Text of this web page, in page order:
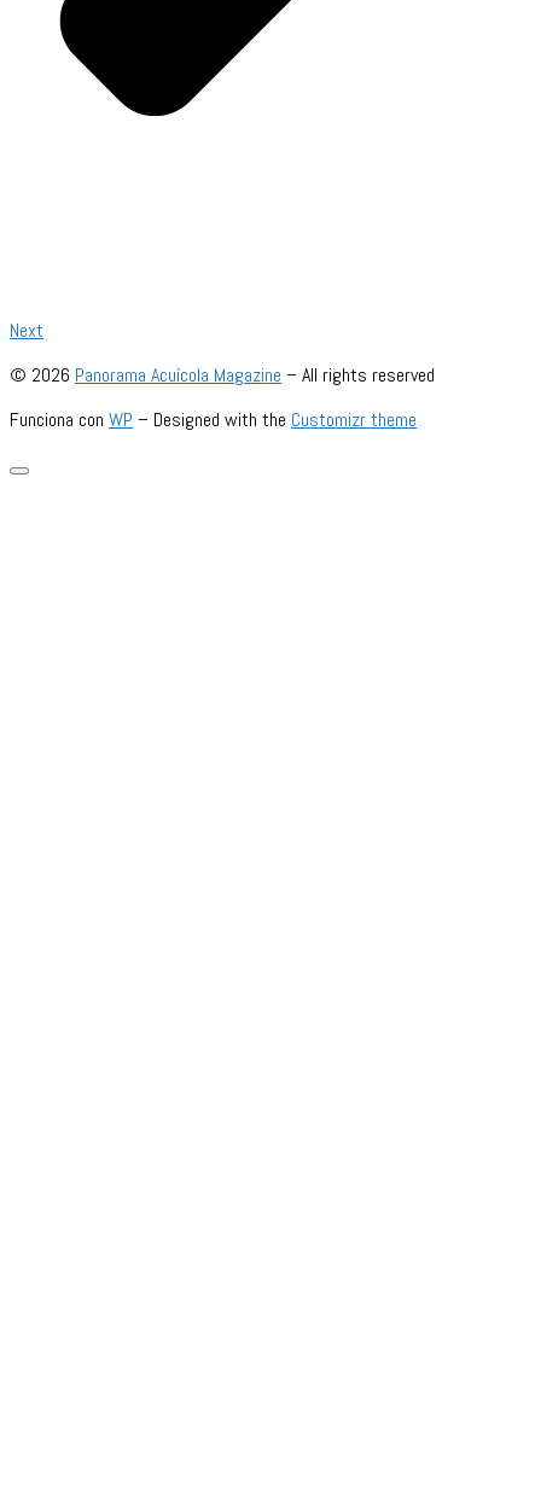
Next
© 2026 Panorama Acuícola Magazine – All rights reserved
Funciona con WP – Designed with the Customizr theme